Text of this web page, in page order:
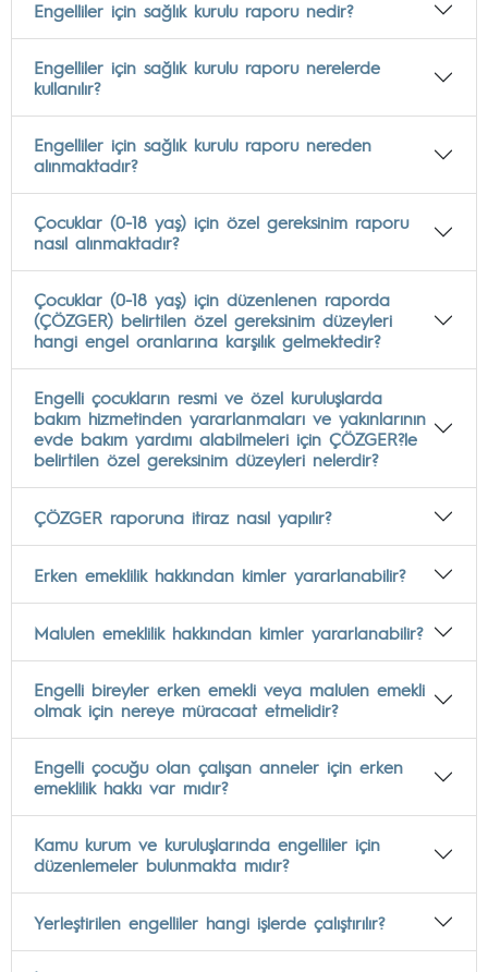
Engelliler için sağlık kurulu raporu nedir?
Engelliler için sağlık kurulu raporu nerelerde
kullanılır?
Engelliler için sağlık kurulu raporu nereden
alınmaktadır?
Çocuklar (0-18 yaş) için özel gereksinim raporu
nasıl alınmaktadır?
Çocuklar (0-18 yaş) için düzenlenen raporda
(ÇÖZGER) belirtilen özel gereksinim düzeyleri
hangi engel oranlarına karşılık gelmektedir?
Engelli çocukların resmi ve özel kuruluşlarda
bakım hizmetinden yararlanmaları ve yakınlarının
evde bakım yardımı alabilmeleri için ÇÖZGER?le
belirtilen özel gereksinim düzeyleri nelerdir?
ÇÖZGER raporuna itiraz nasıl yapılır?
Erken emeklilik hakkından kimler yararlanabilir?
Malulen emeklilik hakkından kimler yararlanabilir?
Engelli bireyler erken emekli veya malulen emekli
olmak için nereye müracaat etmelidir?
Engelli çocuğu olan çalışan anneler için erken
emeklilik hakkı var mıdır?
Kamu kurum ve kuruluşlarında engelliler için
düzenlemeler bulunmakta mıdır?
Yerleştirilen engelliler hangi işlerde çalıştırılır?